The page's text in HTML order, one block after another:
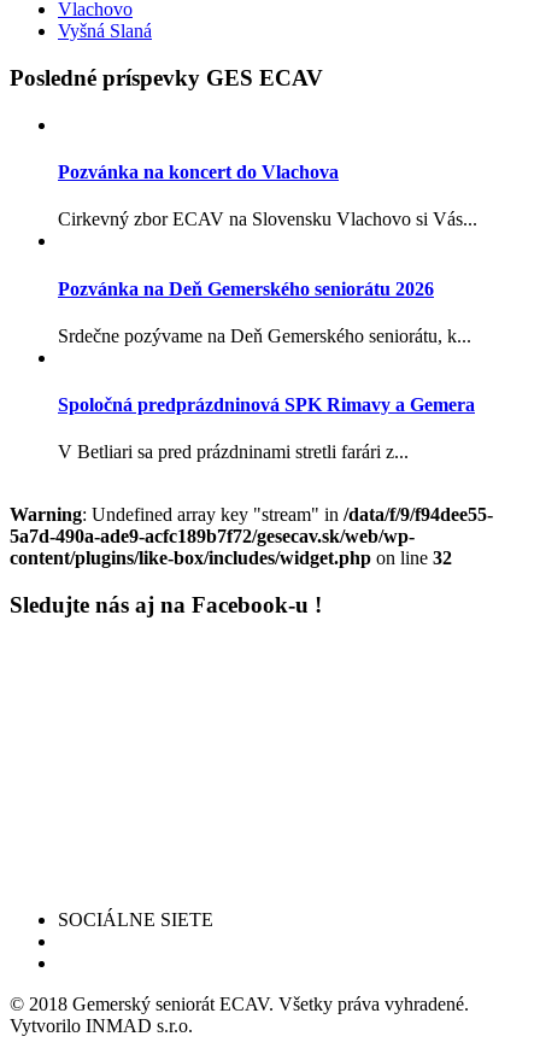
Vlachovo
Vyšná Slaná
Posledné príspevky GES ECAV
Pozvánka na koncert do Vlachova
Cirkevný zbor ECAV na Slovensku Vlachovo si Vás...
Pozvánka na Deň Gemerského seniorátu 2026
Srdečne pozývame na Deň Gemerského seniorátu, k...
Spoločná predprázdninová SPK Rimavy a Gemera
V Betliari sa pred prázdninami stretli farári z...
Warning: Undefined array key "stream" in /data/f/9/f94dee55-
5a7d-490a-ade9-acfc189b7f72/gesecav.sk/web/wp-
content/plugins/like-box/includes/widget.php on line 32
Sledujte nás aj na Facebook-u !
SOCIÁLNE SIETE
© 2018 Gemerský seniorát ECAV. Všetky práva vyhradené.
Vytvorilo INMAD s.r.o.